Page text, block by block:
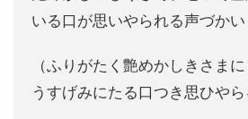
いる口が思いやられる声づかい
（ふりがたく艶めかしきさま
うすげみにたる口つき思ひやら